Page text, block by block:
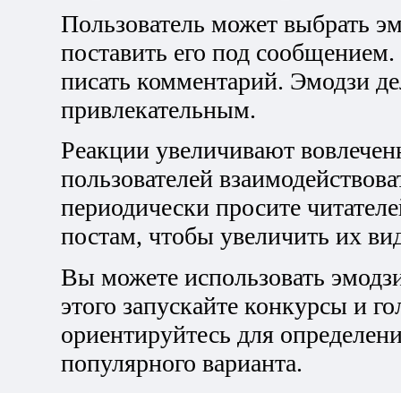
Пользователь может выбрать
поставить его под
писать комментарий. Эмодзи
привлекательным.
Реакции увеличивают
пользователей
периодически просите
постам, чтобы увеличить их
Вы можете использовать
этого запускайте конкурсы и
ориентируйтесь для
популярного варианта.